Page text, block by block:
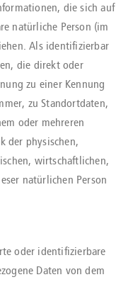
die sich auf
natürliche Person (im
Als identifizierbar
die direkt oder
zu einer Kennung
zu Standortdaten,
oder mehreren
der physischen,
wirtschaftlichen,
natürlichen Person
oder identifizierbare
Daten von dem